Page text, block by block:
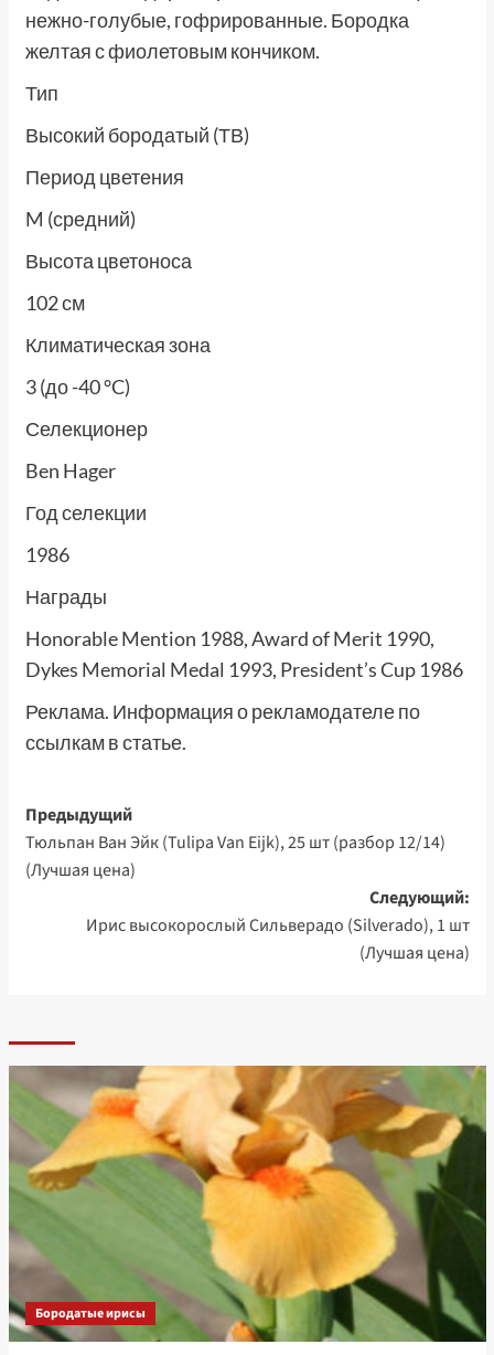
нежно-голубые, гофрированные. Бородка
желтая с фиолетовым кончиком.
Тип
Высокий бородатый (ТВ)
Период цветения
M (средний)
Высота цветоноса
102 см
Климатическая зона
3 (до -40 °C)
Селекционер
Ben Hager
Год селекции
1986
Награды
Honorable Mention 1988, Award of Merit 1990,
Dykes Memorial Medal 1993, President’s Cup 1986
Реклама. Информация о рекламодателе по
ссылкам в статье.
Навигация
записи
Предыдущий
Тюльпан Ван Эйк (Tulipa Van Eijk), 25 шт (разбор 12/14)
(Лучшая цена)
Следующий:
Ирис высокорослый Сильверадо (Silverado), 1 шт
(Лучшая цена)
Бородатые ирисы